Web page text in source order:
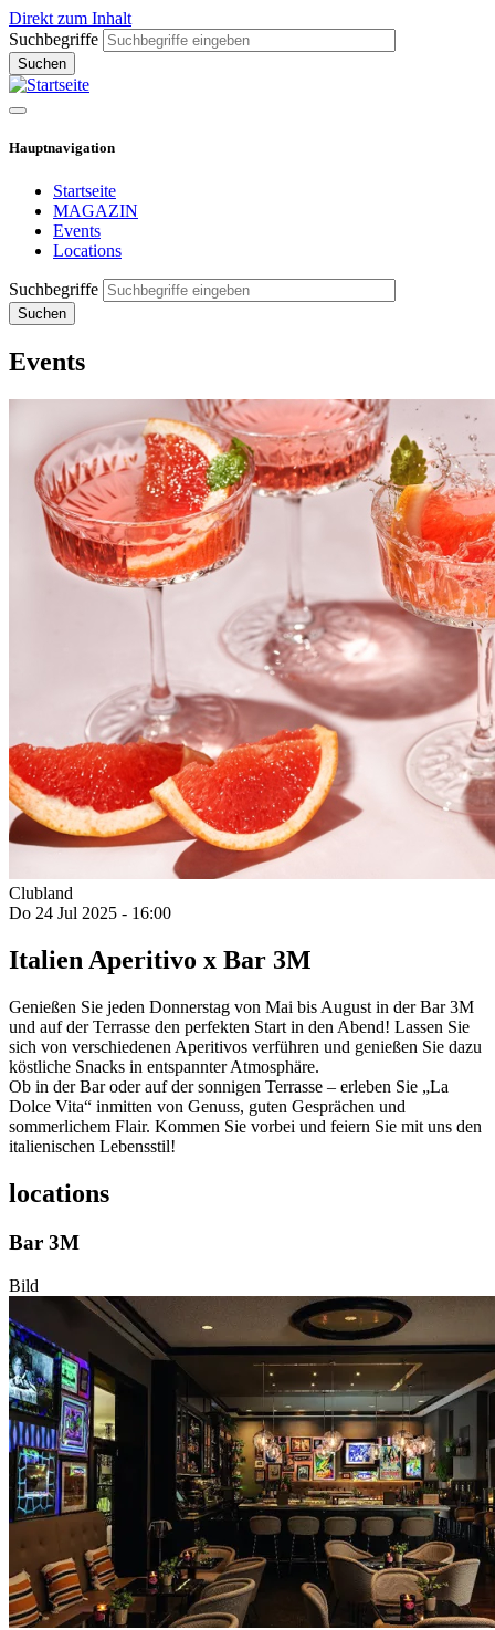
Direkt zum Inhalt
Suchbegriffe
Hauptnavigation
Startseite
MAGAZIN
Events
Locations
Suchbegriffe
Events
Clubland
Do 24 Jul 2025 - 16:00
Italien Aperitivo x Bar 3M
Genießen Sie jeden Donnerstag von Mai bis August in der Bar 3M
und auf der Terrasse den perfekten Start in den Abend! Lassen Sie
sich von verschiedenen Aperitivos verführen und genießen Sie dazu
köstliche Snacks in entspannter Atmosphäre.
Ob in der Bar oder auf der sonnigen Terrasse – erleben Sie „La
Dolce Vita“ inmitten von Genuss, guten Gesprächen und
sommerlichem Flair. Kommen Sie vorbei und feiern Sie mit uns den
italienischen Lebensstil!
locations
Bar 3M
Bild